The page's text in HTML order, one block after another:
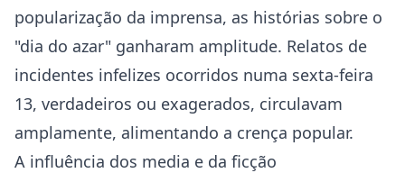
popularização da imprensa, as histórias sobre o
"dia do azar" ganharam amplitude. Relatos de
incidentes infelizes ocorridos numa sexta-feira
13, verdadeiros ou exagerados, circulavam
amplamente, alimentando a crença popular.
A influência dos media e da ficção